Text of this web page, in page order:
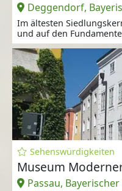
Deggendorf,
Im ältesten
und auf den
Sehenswürdigkeiten
Museum
Passau, Bayerischer